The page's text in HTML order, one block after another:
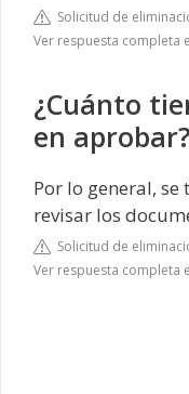
Solicitud de
Ver respuesta completa
¿Cuánto
en aprobar?
Por lo general,
revisar los
Solicitud de
Ver respuesta completa